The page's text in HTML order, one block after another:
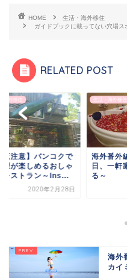
HOME
生活・海外移住
ガイドブックに載ってない穴場
RELATED POST
海外移住
番外編～バリ最終
一軒家スパで癒され
2018年9月14日
生活・海外移住
【テイク
味しいバ
海外
カイ